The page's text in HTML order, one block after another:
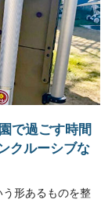
で過ごす時間
クルーシブな
形あるものを整